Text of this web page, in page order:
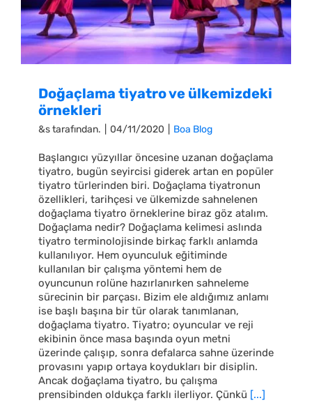
Doğaçlama tiyatro ve ülkemizdeki
örnekleri
&s tarafından. 04/11/2020 Boa Blog
Başlangıcı yüzyıllar öncesine uzanan doğaçlama
tiyatro, bugün seyircisi giderek artan en popüler
tiyatro türlerinden biri. Doğaçlama tiyatronun
özellikleri, tarihçesi ve ülkemizde sahnelenen
doğaçlama tiyatro örneklerine biraz göz atalım.
Doğaçlama nedir? Doğaçlama kelimesi aslında
tiyatro terminolojisinde birkaç farklı anlamda
kullanılıyor. Hem oyunculuk eğitiminde
kullanılan bir çalışma yöntemi hem de
oyuncunun rolüne hazırlanırken sahneleme
sürecinin bir parçası. Bizim ele aldığımız anlamı
ise başlı başına bir tür olarak tanımlanan,
doğaçlama tiyatro. Tiyatro; oyuncular ve reji
ekibinin önce masa başında oyun metni
üzerinde çalışıp, sonra defalarca sahne üzerinde
provasını yapıp ortaya koydukları bir disiplin.
Ancak doğaçlama tiyatro, bu çalışma
prensibinden oldukça farklı ilerliyor. Çünkü [...]